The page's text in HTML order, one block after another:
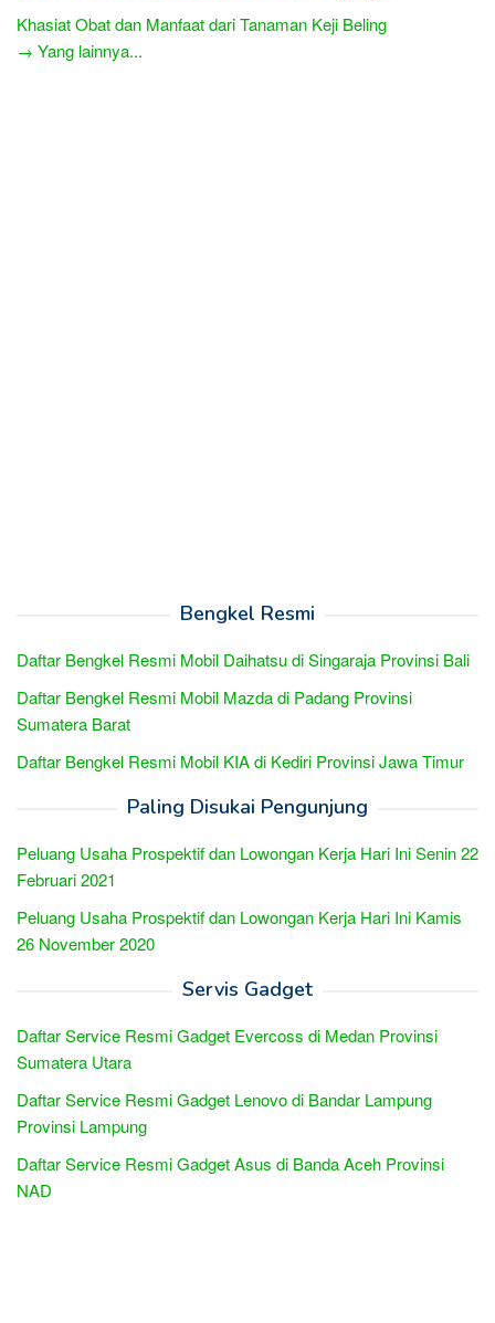
Khasiat Obat dan Manfaat dari Tanaman Keji Beling
→ Yang lainnya...
Bengkel Resmi
Daftar Bengkel Resmi Mobil Daihatsu di Singaraja Provinsi Bali
Daftar Bengkel Resmi Mobil Mazda di Padang Provinsi
Sumatera Barat
Daftar Bengkel Resmi Mobil KIA di Kediri Provinsi Jawa Timur
Paling Disukai Pengunjung
Peluang Usaha Prospektif dan Lowongan Kerja Hari Ini Senin 22
Februari 2021
Peluang Usaha Prospektif dan Lowongan Kerja Hari Ini Kamis
26 November 2020
Servis Gadget
Daftar Service Resmi Gadget Evercoss di Medan Provinsi
Sumatera Utara
Daftar Service Resmi Gadget Lenovo di Bandar Lampung
Provinsi Lampung
Daftar Service Resmi Gadget Asus di Banda Aceh Provinsi
NAD